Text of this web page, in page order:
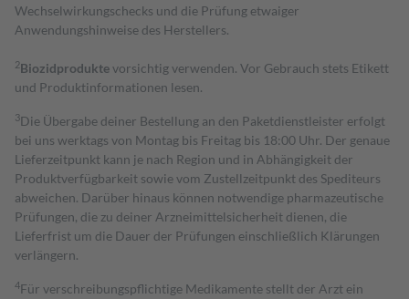
Wechselwirkungschecks und die Prüfung etwaiger
Anwendungshinweise des Herstellers.
2Biozidproduktevorsichtig verwenden. Vor Gebrauch stets Etikett
und Produktinformationen lesen.
3Die Übergabe deiner Bestellung an den Paketdienstleister erfolgt
bei uns werktags von Montag bis Freitag bis 18:00 Uhr. Der genaue
Lieferzeitpunkt kann je nach Region und in Abhängigkeit der
Produktverfügbarkeit sowie vom Zustellzeitpunkt des Spediteurs
abweichen. Darüber hinaus können notwendige pharmazeutische
Prüfungen, die zu deiner Arzneimittelsicherheit dienen, die
Lieferfrist um die Dauer der Prüfungen einschließlich Klärungen
verlängern.
4Für verschreibungspflichtige Medikamente stellt der Arzt ein